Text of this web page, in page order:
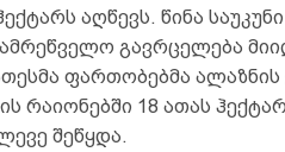
აღწევს. წინა
გავრცელება
ფართობებმა
რაიონებში 18 ათას
შეწყდა.